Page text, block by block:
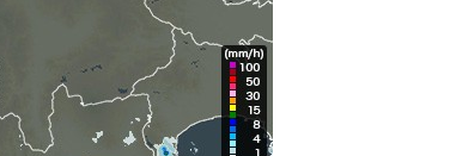
40 10